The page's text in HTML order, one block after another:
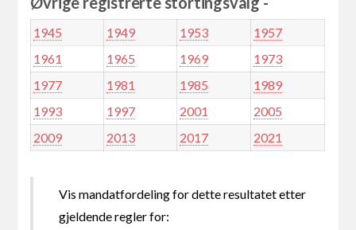
1945 1949 1953
1957
1961
1965 1969
1973
1977
1981 1985
1989
1993
1997 2001
2005
2009
2013 2017 2021
Vis mandatfordeling for dette resultatet etter
gjeldende regler for: